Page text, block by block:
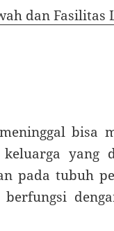
dan Fasilitas
bisa
yang
pada tubuh